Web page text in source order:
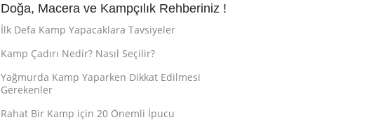
Doğa, Macera ve Kampçılık Rehberiniz !
İlk Defa Kamp Yapacaklara Tavsiyeler
Kamp Çadırı Nedir? Nasıl Seçilir?
Yağmurda Kamp Yaparken Dikkat Edilmesi
Gerekenler
Rahat Bir Kamp için 20 Önemli İpucu